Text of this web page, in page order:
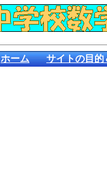
ホーム サイトの目的